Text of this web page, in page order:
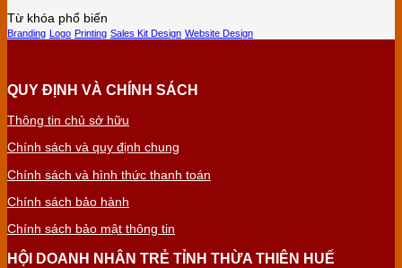
Từ khóa phổ biến
Branding Logo Printing Sales Kit Design Website Design
QUY ĐỊNH VÀ CHÍNH SÁCH
Thông tin chủ sở hữu
Chính sách và quy định chung
Chính sách và hình thức thanh toán
Chính sách bảo hành
Chính sách bảo mật thông tin
HỘI DOANH NHÂN TRẺ TỈNH THỪA THIÊN HUẾ